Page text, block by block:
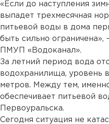
«Если до наступления
выпадет трехмесячная
питьевой воды в дома
быть сильно ограничена»,
ПМУП «Водоканал».
За летний период вода
водохранилища, уровень
метров. Между тем,
обеспечивает питьевой
Первоуральска.
Сегодня ситуация не